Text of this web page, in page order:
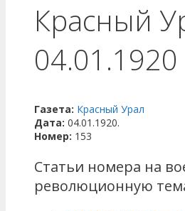
Красный
04.01.1920
Газета: Красный Урал
Дата: 04.01.1920.
Номер: 153
Статьи номера на
революционную